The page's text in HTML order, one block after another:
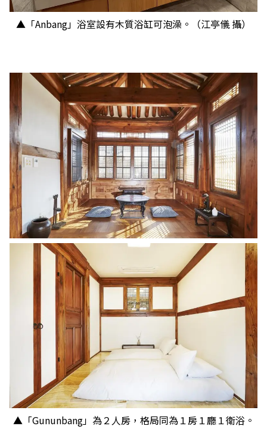
▲「Anbang」浴室設有木質浴缸可泡澡。（江亭儀 攝）
▲「Gununbang」為２人房，格局同為１房１廳１衛浴。